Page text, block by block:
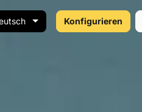
Konfigurieren